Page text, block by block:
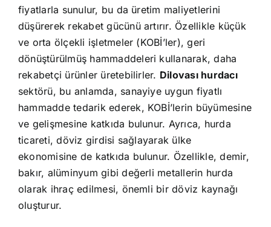
fiyatlarla sunulur, bu da üretim maliyetlerini
düşürerek rekabet gücünü artırır. Özellikle küçük
ve orta ölçekli işletmeler (KOBİ’ler), geri
dönüştürülmüş hammaddeleri kullanarak, daha
rekabetçi ürünler üretebilirler. Dilovası hurdacı
sektörü, bu anlamda, sanayiye uygun fiyatlı
hammadde tedarik ederek, KOBİ’lerin büyümesine
ve gelişmesine katkıda bulunur. Ayrıca, hurda
ticareti, döviz girdisi sağlayarak ülke
ekonomisine de katkıda bulunur. Özellikle, demir,
bakır, alüminyum gibi değerli metallerin hurda
olarak ihraç edilmesi, önemli bir döviz kaynağı
oluşturur.